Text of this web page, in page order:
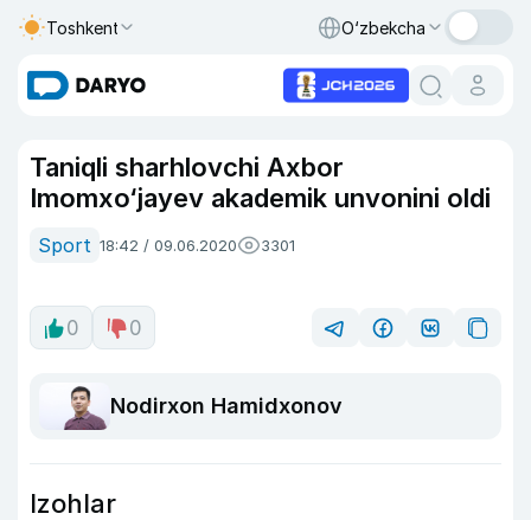
Toshkent O‘zbekcha
Taniqli sharhlovchi Axbor
Imomxo‘jayev akademik unvonini oldi
Sport 18:42 / 09.06.2020 3301
0 0
Nodirxon Hamidxonov
Izohlar